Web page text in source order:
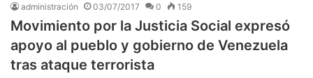
administración 03/07/2017 0 159
Movimiento por la Justicia Social expresó
apoyo al pueblo y gobierno de Venezuela
tras ataque terrorista